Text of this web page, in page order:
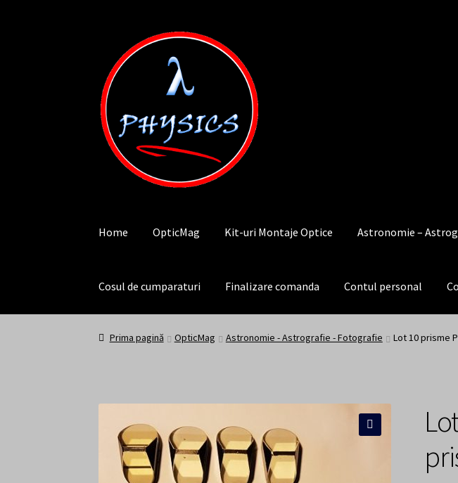
navigare
conținut
Home OpticMag Kit-uri Montaje Optice Astronomie –
Cosul de cumparaturi Finalizare comanda Contul personal
Prima pagină Contact Contul personal Cosul de cumparaturi Finalizare
Prima pagină OpticMag Astronomie - Astrografie - Fotografie Lot 10 prisme